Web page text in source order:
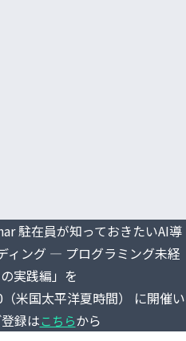
駐在員が知っておきたいAI導
ィング ― プログラミング未経
実践編」を
米国太平洋夏時間） に開催い
録はこちらから